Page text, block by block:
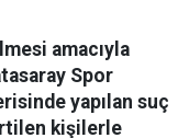
amacıyla
Spor
yapılan suç
kişilerle